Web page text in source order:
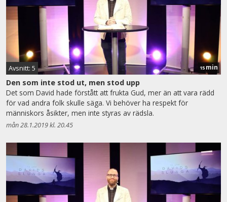
Avsnitt: 5 15 min
Den som inte stod ut, men stod upp
Det som David hade förstått att frukta Gud, mer än att vara rädd
för vad andra folk skulle säga. Vi behöver ha respekt för
människors åsikter, men inte styras av rädsla.
mån 28.1.2019 kl. 20.45